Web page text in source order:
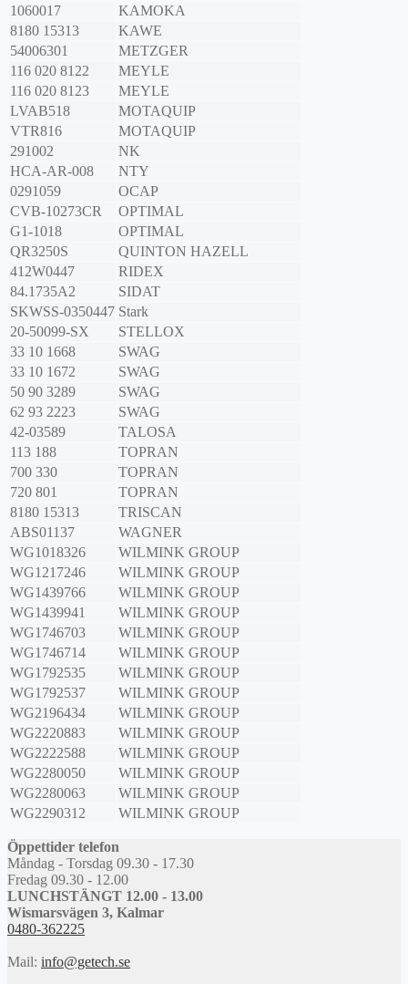
1060017
KAMOKA
8180 15313
KAWE
54006301
METZGER
116 020 8122
MEYLE
116 020 8123
MEYLE
LVAB518
MOTAQUIP
VTR816
MOTAQUIP
291002
NK
HCA-AR-008
NTY
0291059
OCAP
CVB-10273CR
OPTIMAL
G1-1018
OPTIMAL
QR3250S
QUINTON HAZELL
412W0447
RIDEX
84.1735A2
SIDAT
SKWSS-0350447 Stark
20-50099-SX
STELLOX
33 10 1668
SWAG
33 10 1672
SWAG
50 90 3289
SWAG
62 93 2223
SWAG
42-03589
TALOSA
113 188
TOPRAN
700 330
TOPRAN
720 801
TOPRAN
8180 15313
TRISCAN
ABS01137
WAGNER
WG1018326
WILMINK GROUP
WG1217246
WILMINK GROUP
WG1439766
WILMINK GROUP
WG1439941
WILMINK GROUP
WG1746703
WILMINK GROUP
WG1746714
WILMINK GROUP
WG1792535
WILMINK GROUP
WG1792537
WILMINK GROUP
WG2196434
WILMINK GROUP
WG2220883
WILMINK GROUP
WG2222588
WILMINK GROUP
WG2280050
WILMINK GROUP
WG2280063
WILMINK GROUP
WG2290312
WILMINK GROUP
Öppettider telefon
Måndag - Torsdag 09.30 - 17.30
Fredag 09.30 - 12.00
LUNCHSTÄNGT 12.00 - 13.00
Wismarsvägen 3, Kalmar
0480-362225
Mail: info@getech.se